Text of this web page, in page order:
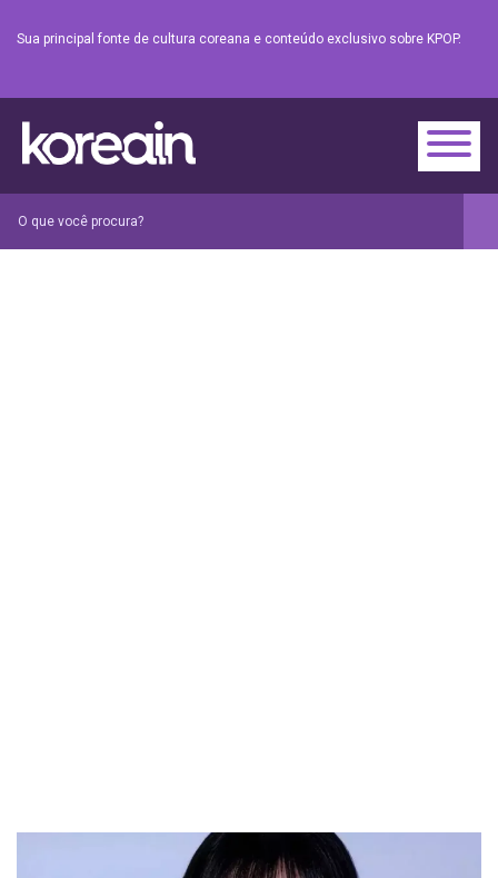
Sua principal fonte de cultura coreana e conteúdo exclusivo sobre KPOP.